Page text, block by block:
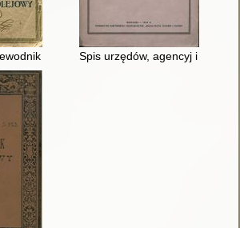
kolejowy. [Cz. 1],
Spis urzędów, agencyj i